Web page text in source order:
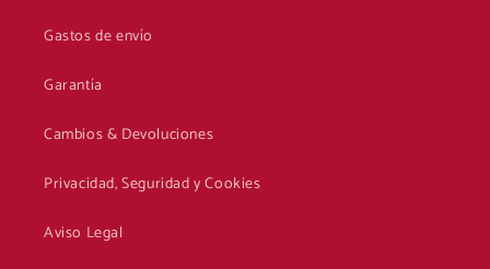
Gastos de envío
Garantía
Cambios & Devoluciones
Privacidad, Seguridad y Cookies
Aviso Legal